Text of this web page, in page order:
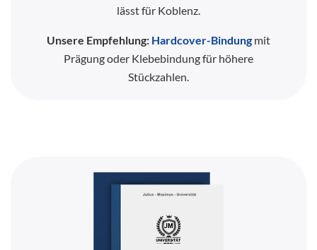
lässt für Koblenz.
Unsere Empfehlung: Hardcover-Bindung mit
Prägung oder Klebebindung für höhere
Stückzahlen.